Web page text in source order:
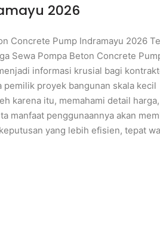
2026
Concrete Pump Indramayu 2026
Sewa Pompa Beton Concrete
informasi krusial bagi
pemilik proyek bangunan skala kecil
karena itu, memahami detail
manfaat penggunaannya akan
yang lebih efisien, tepat